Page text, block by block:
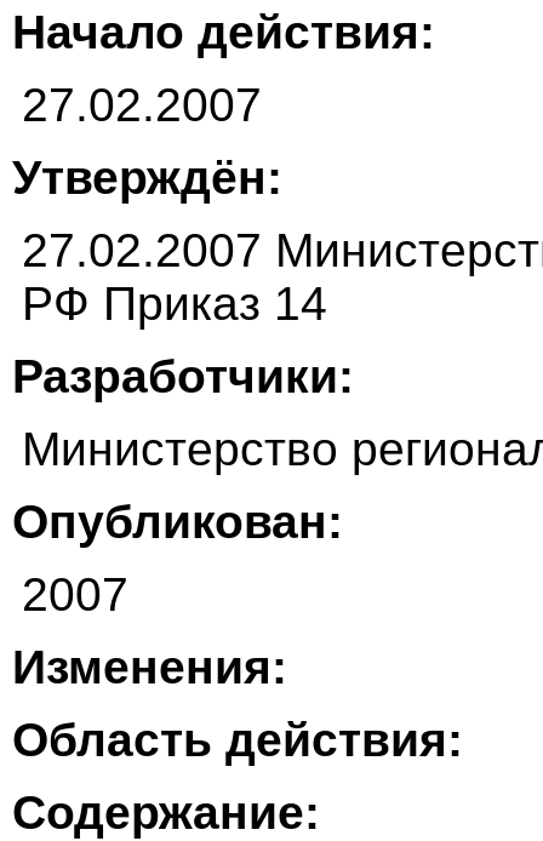
Начало действия:
27.02.2007
Утверждён:
27.02.2007
РФ Приказ 14
Разработчики:
Министерство
Опубликован:
2007
Изменения:
Область действия:
Содержание: